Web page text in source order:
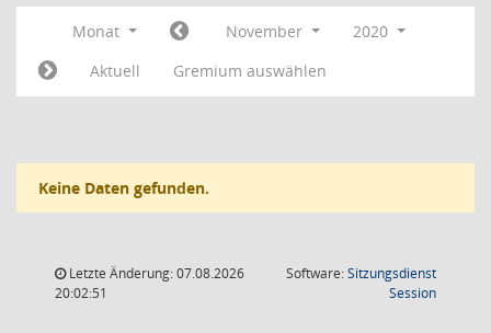
Monat November
2020
Aktuell
Gremium auswählen
Keine Daten gefunden.
Letzte Änderung: 07.08.2026
20:02:51
Software:Sitzungsdienst
Session(Wird in